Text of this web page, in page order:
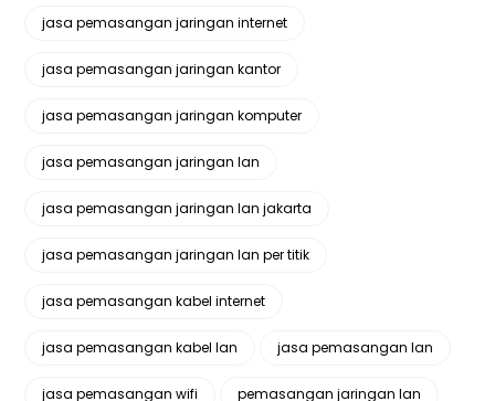
jasa pemasangan jaringan internet
jasa pemasangan jaringan kantor
jasa pemasangan jaringan komputer
jasa pemasangan jaringan lan
jasa pemasangan jaringan lan jakarta
jasa pemasangan jaringan lan per titik
jasa pemasangan kabel internet
jasa pemasangan kabel lan jasa pemasangan lan
jasa pemasangan wifi pemasangan jaringan lan